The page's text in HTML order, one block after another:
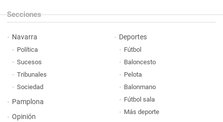
Secciones
Navarra
Política
Sucesos
Tribunales
Sociedad
Pamplona
Opinión
Deportes
Fútbol
Baloncesto
Pelota
Balonmano
Fútbol sala
Más deporte